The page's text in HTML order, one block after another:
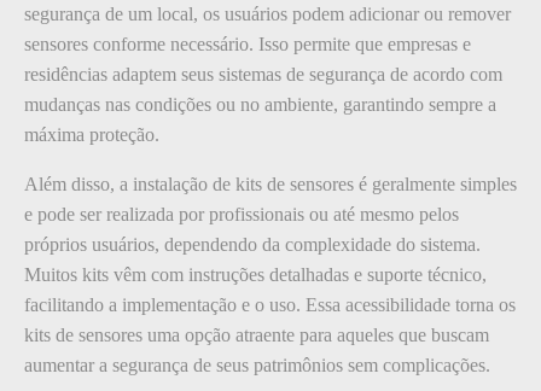
segurança de um local, os usuários podem adicionar ou remover
sensores conforme necessário. Isso permite que empresas e
residências adaptem seus sistemas de segurança de acordo com
mudanças nas condições ou no ambiente, garantindo sempre a
máxima proteção.
Além disso, a instalação de kits de sensores é geralmente simples
e pode ser realizada por profissionais ou até mesmo pelos
próprios usuários, dependendo da complexidade do sistema.
Muitos kits vêm com instruções detalhadas e suporte técnico,
facilitando a implementação e o uso. Essa acessibilidade torna os
kits de sensores uma opção atraente para aqueles que buscam
aumentar a segurança de seus patrimônios sem complicações.